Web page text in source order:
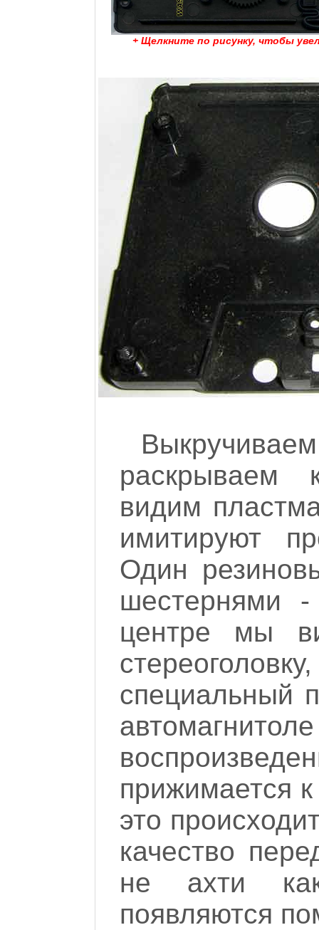
+ Щелкните по рисунку, чтобы
раскрываем
видим
имитируют
Один
шестернями
центре мы
специальный
прижимается
это
качество
не ахти
появляются